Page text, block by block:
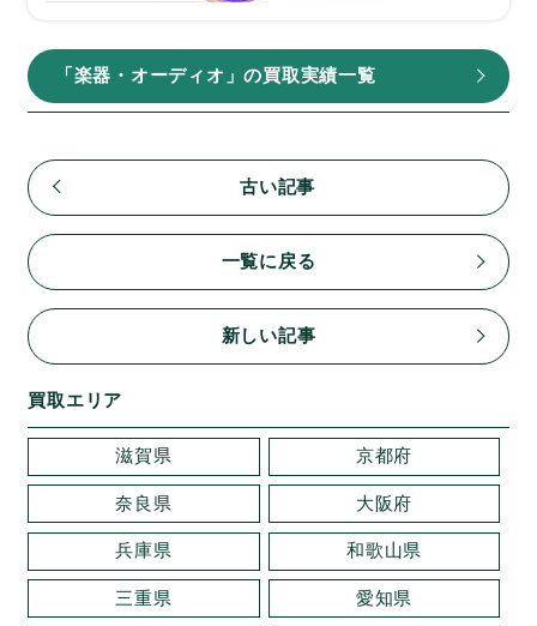
「楽器・オーディオ」の買取実績一覧
古い記事
一覧に戻る
新しい記事
買取エリア
滋賀県 京都府
奈良県 大阪府
兵庫県 和歌山県
三重県 愛知県